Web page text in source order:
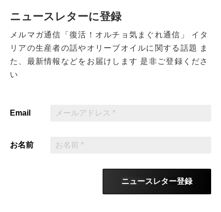
ニュースレターに登録
メルマガ通信「復活！オルチョ気まぐれ通信」
イタ
リアの生産者の話やオリーブオイルに関する話題
ま
た、最新情報などをお届けします 是非ご登録くださ
い
Email
お名前
ニュースレター登録